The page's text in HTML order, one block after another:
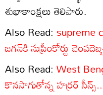
శుభాకాంక్షలు తెలిపారు.
Also Read: supreme
జగన్‌కి సుప్రీంకోర్టు
Also Read: West
కొనసాగుతోన్న హర్రర్ సీన్స్..